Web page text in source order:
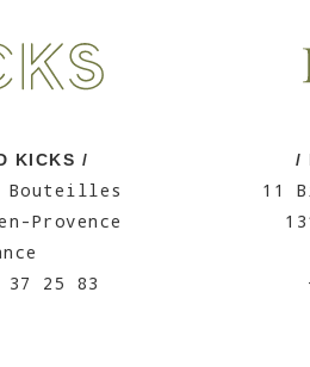
KICKS /
Bouteilles
Provence
37 25 83
/
11